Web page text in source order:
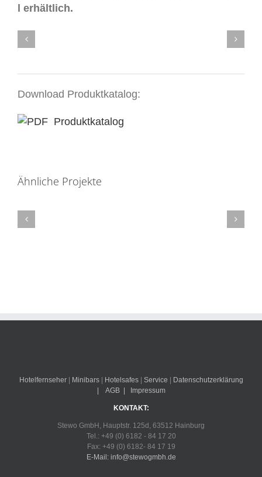
l erhältlich.
Download Produktkatalog:
Produktkatalog
Ähnliche Projekte
Hotelfernseher| Minibars| Hotelsafes| Service
Datenschutzerklärung
AGB| Impressum
KONTAKT:
Stewo GmbH, Hauptstr. 125d, 63512 Hainburg
Tel.: +49 (0) 6182 - 84 17 20
Fax: +49 (0) 6182- 84 17 19
E-Mail: info@stewogmbh.de